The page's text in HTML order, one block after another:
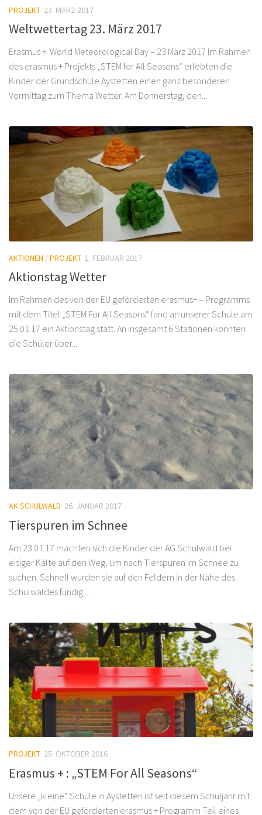
PROJEKT 23. MÄRZ 2017
Weltwettertag 23. März 2017
Erasmus + World Meteorological Day – 23.März 2017 Im Rahmen
des erasmus + Projekts „STEM for All Seasons“ erlebten die
Kinder der Grundschule Aystetten einen ganz besonderen
Vormittag zum Thema Wetter. Am Donnerstag, den...
AKTIONEN /PROJEKT 1. FEBRUAR 2017
Aktionstag Wetter
Im Rahmen des von der EU geförderten erasmus+ – Programms
mit dem Titel „STEM For All Seasons“ fand an unserer Schule am
25.01.17 ein Aktionstag statt. An insgesamt 6 Stationen konnten
die Schüler über...
AK SCHULWALD 26. JANUAR 2017
Tierspuren im Schnee
Am 23.01.17 machten sich die Kinder der AG Schulwald bei
eisiger Kälte auf den Weg, um nach Tierspuren im Schnee zu
suchen. Schnell wurden sie auf den Feldern in der Nähe des
Schulwaldes fündig....
PROJEKT 25. OKTOBER 2016
Erasmus + : „STEM For All Seasons“
Unsere „kleine“ Schule in Aystetten ist seit diesem Schuljahr mit
dem von der EU geförderten erasmus + Programm Teil eines